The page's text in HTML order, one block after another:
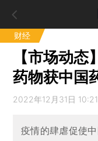
财经
【市场动
药物获中国
2022年12月31日 10:21
疫情的肆虐促使